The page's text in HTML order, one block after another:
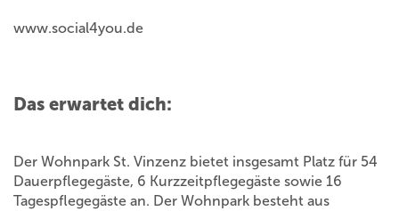
www.social4you.de
Das erwartet dich:
Der Wohnpark St. Vinzenz bietet insgesamt Platz für 54
Dauerpflegegäste, 6 Kurzzeitpflegegäste sowie 16
Tagespflegegäste an. Der Wohnpark besteht aus